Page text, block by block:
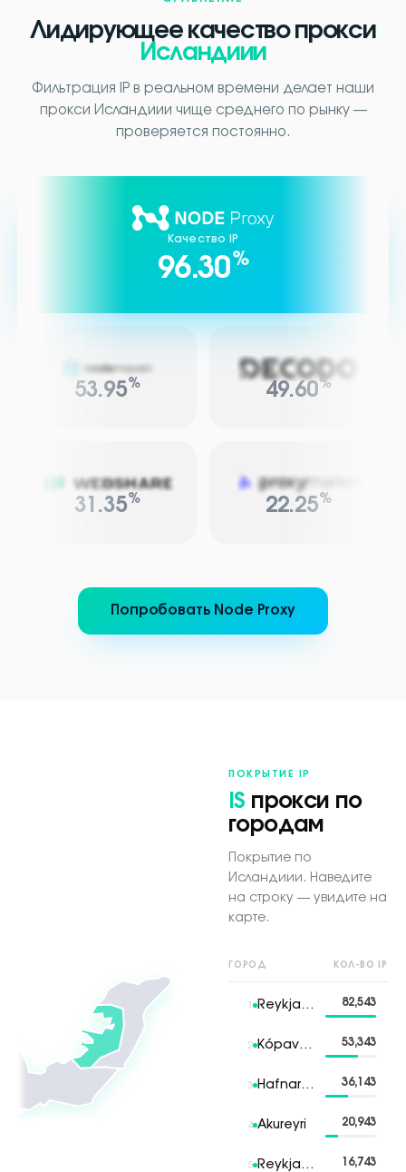
Лидирующее качество прокси
Исландиии
Фильтрация IP в реальном времени делает наши
прокси Исландиии чище среднего по рынку —
проверяется постоянно.
53.95% 49.60%
Качество IP
96.30%
31.35% 22.25%
Попробовать Node Proxy
ПОКРЫТИЕ IP
IS прокси по
городам
Покрытие по
Исландиии. Наведите
на строку — увидите на
карте.
ГОРОД КОЛ-ВО IP
1 Reykjavik 82,543
2 Kópavogur 53,343
3 Hafnarfjörður 36,143
4 Akureyri 20,943
5 Reykjanesbær 16,743